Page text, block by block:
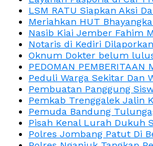
LSM RATU Siapkan Aksi
Meriahkan HUT
Nasib Kiai Jember Fahim
Notaris di Kediri
Oknum Dokter belum
PEDOMAN PEMBERITAAN
Peduli Warga Sekitar Dan
Pembuatan Panggung
Pemkab Trenggalek Jalin
Pemuda Bandung
Pisah Kenal Lurah Dukuh
Polres Jombang Patut Di